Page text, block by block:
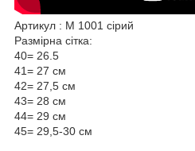
Артикул : М 1001 сірий
Размірна сітка:
40= 26.5
41= 27 см
42= 27,5 см
43= 28 см
44= 29 см
45= 29,5-30 см